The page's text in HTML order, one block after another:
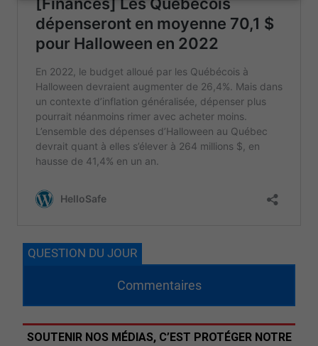
QUESTION DU JOUR
Commentaires
SOUTENIR NOS MÉDIAS, C’EST PROTÉGER NOTRE